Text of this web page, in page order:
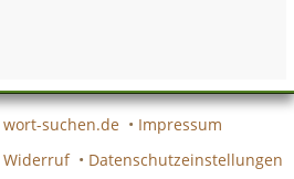
wort-suchen.de • Impressum
Widerruf • Datenschutzeinstellungen